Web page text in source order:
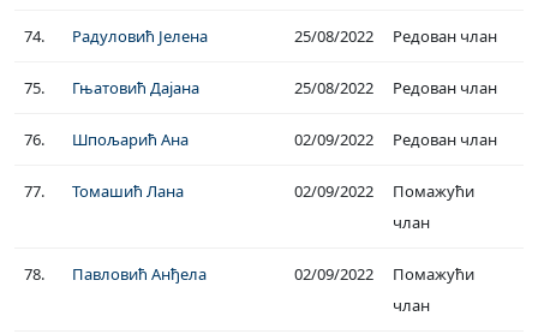
74. Радуловић Јелена 25/08/2022 Редован члан
75. Гњатовић Дајана 25/08/2022 Редован члан
76. Шпољарић Ана 02/09/2022 Редован члан
77. Томашић Лана 02/09/2022
Помажући
члан
78. Павловић Анђела 02/09/2022
Помажући
члан